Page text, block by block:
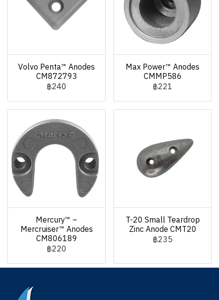
Volvo Penta™ Anodes
CM872793
฿240
Max Power™ Anodes
CMMP586
฿221
Mercury™ –
Mercruiser™ Anodes
CM806189
฿220
T-20 Small Teardrop
Zinc Anode CMT20
฿235